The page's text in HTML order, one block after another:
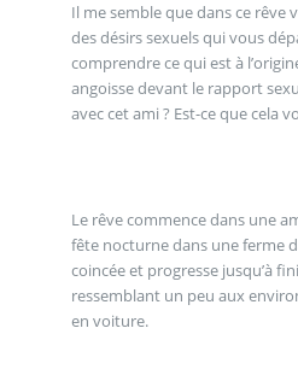
Il me semble que dans ce rêve
des désirs sexuels qui vous
comprendre ce qui est à
angoisse devant le rapport
avec cet ami ? Est-ce que cela
Le rêve commence dans une
fête nocturne dans une ferme
coincée et progresse jusqu’à
ressemblant un peu aux
en voiture.